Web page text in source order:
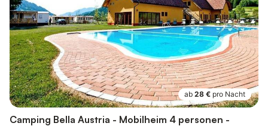
ab 28 € pro Nacht
Camping Bella Austria - Mobilheim 4 personen -